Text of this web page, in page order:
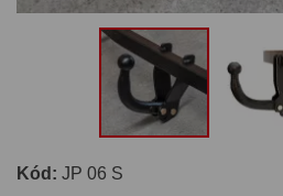
Kód: JP 06 S